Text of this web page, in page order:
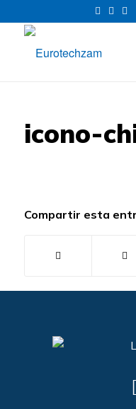
icono-
Compartir esta